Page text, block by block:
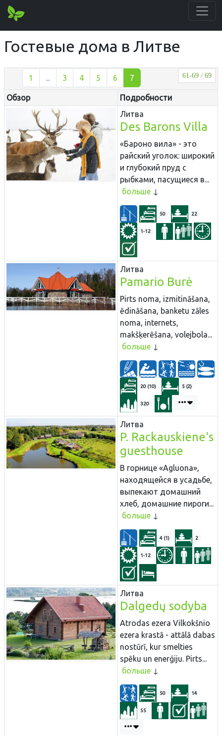
Гостевые дома в Литве
61-69 / 69
1 ... 3 4 5 6 7
Обзор
Подробности
Литва
Des Barons Villa
«Бароно вила» - это
райский уголок: широкий
и глубокий пруд с
рыбками, пасущиеся в...
больше
50 22
1-12
Литва
Pamario Burė
Pirts noma, izmitināšana,
ēdināšana, banketu zāles
noma, internets,
makšķerēšana, volejbola...
больше
20 (10) 5 (2)
320
Литва
P. Rackauskiene's
guesthouse
В горнице «Agluona»,
находящейся в усадьбе,
выпекают домашний
хлеб, домашние пироги...
больше
4 (1) 2
1-12
Литва
Dalgedų sodyba
Atrodas ezera Vilkokšnio
ezera krastā - attālā dabas
nostūrī, kur smelties
spēku un enerģiju. Pirts...
больше
50 14
55